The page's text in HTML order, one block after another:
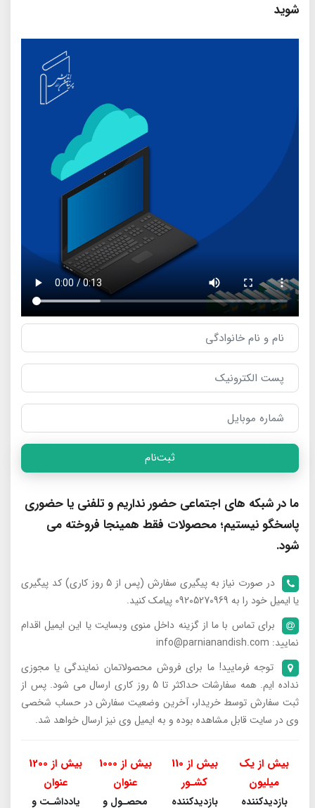
شوید
ثبت‌نام
ما در شبکه های اجتماعی حضور نداریم و تلفنی یا حضوری
پاسخگو نیستیم؛ محصولات فقط همینجا فروخته می
شود.
در صورت نیاز به پیگیری سفارش (پس از 5 روز کاری) کد پیگیری
یا ایمیل خود را به 09205270969 پیامک کنید.
برای تماس با ما از گزینه داخل منوی وبسایت یا این ایمیل اقدام
نمایید: info@parnianandish.com
توجه فرمایید! ما برای فروش محصولاتمان نمایندگی یا مجوزی
نداده ایم. همه سفارشات حداکثر تا 5 روز کاری ارسال می شود. پس از
ثبت سفارش توسط خریدار، آخرین وضعیت سفارش در حساب شخصی
وی در سایت قابل مشاهده بوده و به ایمیل وی نیز ارسال خواهد شد.
بیش از یک
میلیون
بازدیدکننده
بیش از 110
کشـور
بازدیدکننده
بیش از 1000
عنوان
محصـول و
بیش از 1200
عنوان
یادداشـت و